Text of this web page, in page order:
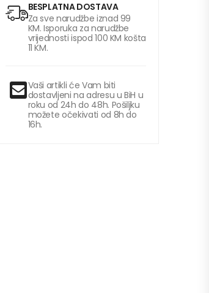
BESPLATNA DOSTAVA
Za sve narudžbe iznad 99
KM. Isporuka za narudžbe
vrijednosti ispod 100 KM košta
11 KM.
Vaši artikli će Vam biti
dostavljeni na adresu u BiH u
roku od 24h do 48h. Pošiljku
možete očekivati od 8h do
16h.